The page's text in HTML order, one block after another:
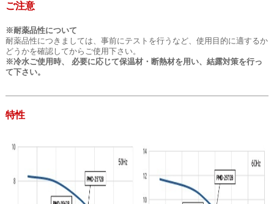
ご注意
※耐薬品性について
耐薬品性につきましては、事前にテストを行うなど、使用目的に適するか
どうかを確認してからご使用下さい。
※冷水ご使用時、 必要に応じて保温材・断熱材を用い、結露対策を行っ
て下さい。
特性